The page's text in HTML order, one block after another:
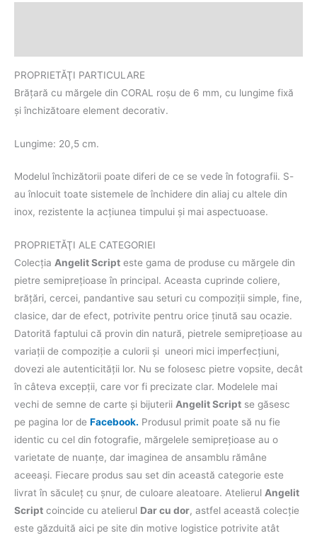
PROPRIETĂŢI PARTICULARE
Brăţară cu mărgele din CORAL roșu de 6 mm, cu lungime fixă
și închizătoare element decorativ.
Lungime: 20,5 cm.
Modelul închizătorii poate diferi de ce se vede în fotografii. S-
au înlocuit toate sistemele de închidere din aliaj cu altele din
inox, rezistente la acțiunea timpului și mai aspectuoase.
PROPRIETĂŢI ALE CATEGORIEI
Colecţia Angelit Script este gama de produse cu mărgele din
pietre semipreţioase în principal. Aceasta cuprinde coliere,
brăţări, cercei, pandantive sau seturi cu compoziţii simple, fine,
clasice, dar de efect, potrivite pentru orice ţinută sau ocazie.
Datorită faptului că provin din natură, pietrele semipreţioase au
variaţii de compoziţie a culorii şi uneori mici imperfecţiuni,
dovezi ale autenticităţii lor. Nu se folosesc pietre vopsite, decât
în câteva excepţii, care vor fi precizate clar. Modelele mai
vechi de semne de carte şi bijuterii Angelit Script se găsesc
pe pagina lor de Facebook. Produsul primit poate să nu fie
identic cu cel din fotografie, mărgelele semipreţioase au o
varietate de nuanţe, dar imaginea de ansamblu rămâne
aceeaşi. Fiecare produs sau set din această categorie este
livrat în săculeț cu șnur, de culoare aleatoare. Atelierul Angelit
Script coincide cu atelierul Dar cu dor, astfel această colecţie
este găzduită aici pe site din motive logistice potrivite atât